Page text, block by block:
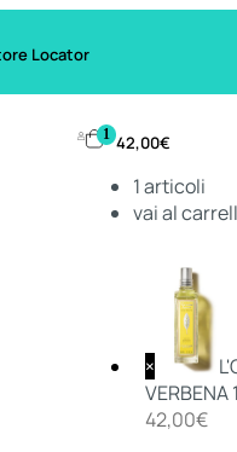
Locator
1 42,00€
1articoli
vai al
×
VERBENA
42,00€